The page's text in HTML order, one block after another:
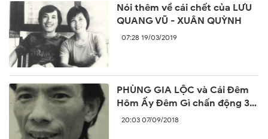
Nói thêm về cái chết của LƯU
QUANG VŨ - XUÂN QUỲNH
07:28 19/03/2019
PHÙNG GIA LỘC và Cái Đêm
Hôm Ấy Đêm Gì chấn động 30
năm trước
20:03 07/09/2018